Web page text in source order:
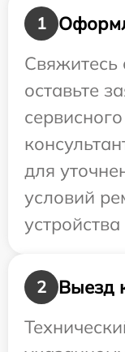
1
Свяжитесь
оставьте
для
условий
2
Выезд